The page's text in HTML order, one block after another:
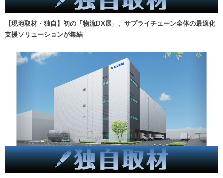
【現地取材・独自】初の「物流DX展」、サプライチェーン全体の最適化
支援ソリューションが集結